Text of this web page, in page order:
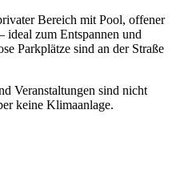
Bereich mit Pool, offener
ideal zum Entspannen und
Parkplätze sind an der Straße
Veranstaltungen sind nicht
keine Klimaanlage.